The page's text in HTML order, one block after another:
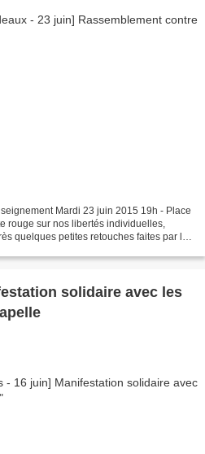
Mardi 23 juin 2015 19h - Place
rouge sur nos libertés individuelles,
quelques petites retouches faites par le
solidaire avec les